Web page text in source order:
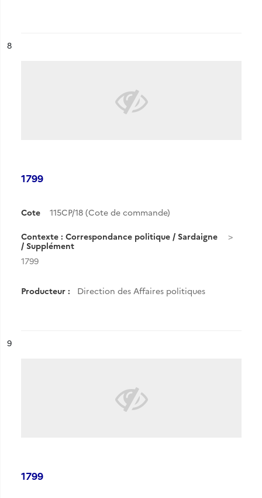
n°
8
1799
Cote 115CP/18 (Cote de commande)
Contexte : Correspondance politique / Sardaigne
/ Supplément
1799
Producteur : Direction des Affaires politiques
n°
9
1799